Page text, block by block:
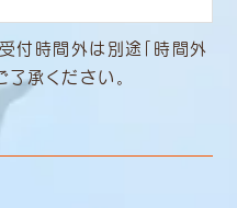
付時間外は別途「時間外
了承ください。